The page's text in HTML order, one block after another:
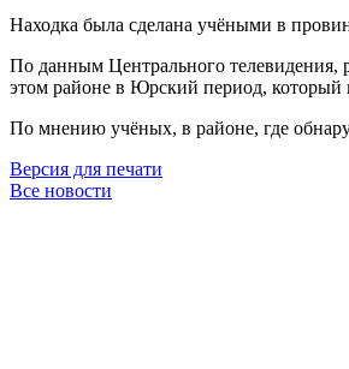
Находка была сделана учёными в
По данным Центрального телевидения,
этом районе в Юрский период, который
По мнению учёных, в районе, где
Версия для печати
Все новости